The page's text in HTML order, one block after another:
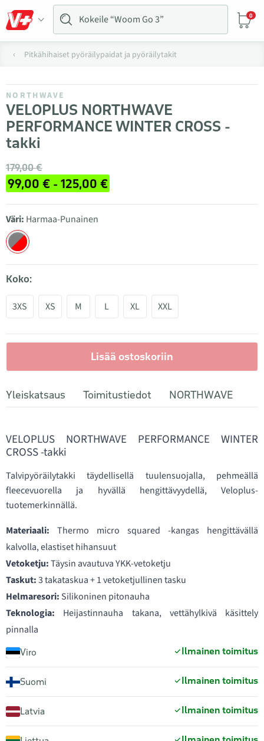
0
Pitkähihaiset pyöräilypaidat ja pyöräilytakit
NORTHWAVE
VELOPLUS NORTHWAVE
PERFORMANCE WINTER CROSS -
takki
179,00 €
99,00 € - 125,00 €
Väri: Harmaa-Punainen
Koko:
3XS XS M L XL XXL
Lisää ostoskoriin
Yleiskatsaus Toimitustiedot NORTHWAVE
VELOPLUS NORTHWAVE PERFORMANCE WINTER
CROSS -takki
Talvipyöräilytakki täydellisellä tuulensuojalla, pehmeällä
fleecevuorella ja hyvällä hengittävyydellä, Veloplus-
tuotemerkinnällä.
Materiaali: Thermo micro squared -kangas hengittävällä
kalvolla, elastiset hihansuut
Vetoketju:Täysin avautuva YKK-vetoketju
Taskut:3 takataskua + 1 vetoketjullinen tasku
Helmaresori: Silikoninen pitonauha
Teknologia: Heijastinnauha takana, vettähylkivä käsittely
pinnalla
Viro Ilmainen toimitus
Suomi Ilmainen toimitus
Latvia Ilmainen toimitus